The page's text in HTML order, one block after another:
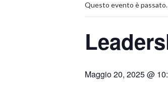
Questo evento è passato.
Maggio 20, 2025 @